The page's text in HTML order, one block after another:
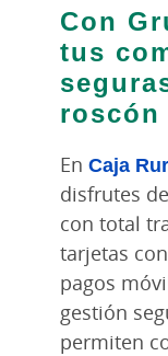
Con
tus
roscón
En Caja
disfrutes
con total
tarjetas
pagos
gestión
permiten